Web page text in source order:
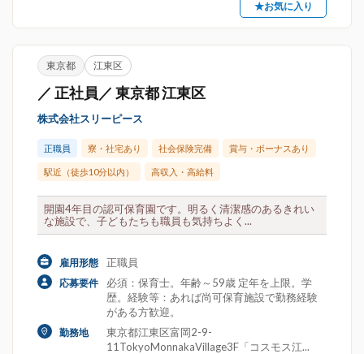
★お気に入り
東京都 江東区
／ 正社員／ 東京都 江東区
株式会社スリーピース
正職員 寮・社宅あり 社会保険完備 賞与・ボーナスあり
駅近（徒歩10分以内） 高収入・高給料
開園4年目の認可保育園です。明るく清潔感のあるきれい
な施設で、子どもたちも職員も気持ちよく...
雇用形態 正職員
応募要件
必須：保育士。年齢～59歳 定年を上限。学
歴。経験等：あれば尚可保育施設で勤務経験
がある方歓迎。
勤務地
東京都江東区富岡2-9-
11TokyoMonnakaVillage3F「コスモス江...